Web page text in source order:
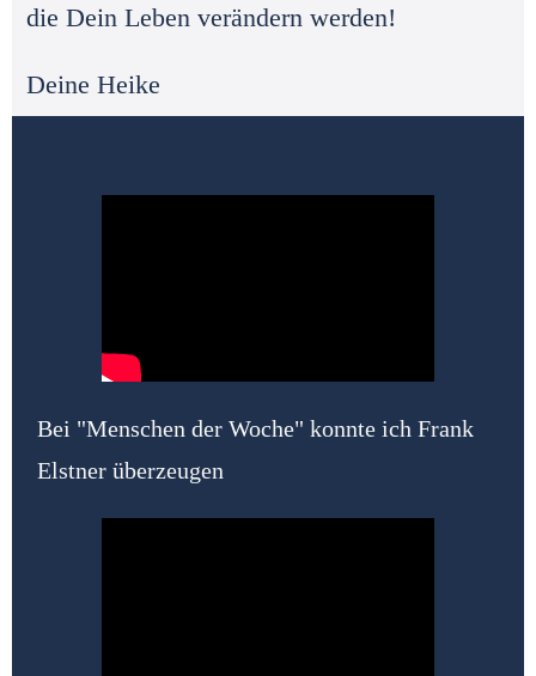
die Dein Leben verändern werden!
Deine Heike
Bei "Menschen der Woche" konnte ich Frank
Elstner überzeugen